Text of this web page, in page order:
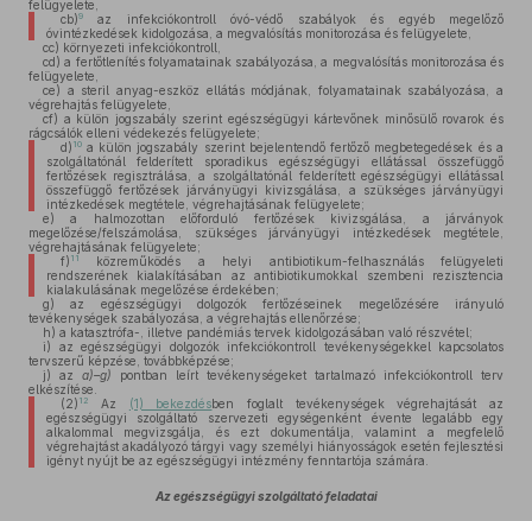
felügyelete,
cb)9az infekciókontroll óvó-védő szabályok és egyéb megelőző
óvintézkedések kidolgozása, a megvalósítás monitorozása és felügyelete,
cc) környezeti infekciókontroll,
cd) a fertőtlenítés folyamatainak szabályozása, a megvalósítás monitorozása és
felügyelete,
ce) a steril anyag-eszköz ellátás módjának, folyamatainak szabályozása, a
végrehajtás felügyelete,
cf) a külön jogszabály szerint egészségügyi kártevőnek minősülő rovarok és
rágcsálók elleni védekezés felügyelete;
d) 10a külön jogszabály szerint bejelentendő fertőző megbetegedések és a
szolgáltatónál felderített sporadikus egészségügyi ellátással összefüggő
fertőzések regisztrálása, a szolgáltatónál felderített egészségügyi ellátással
összefüggő fertőzések járványügyi kivizsgálása, a szükséges járványügyi
intézkedések megtétele, végrehajtásának felügyelete;
e) a halmozottan előforduló fertőzések kivizsgálása, a járványok
megelőzése/felszámolása, szükséges járványügyi intézkedések megtétele,
végrehajtásának felügyelete;
f) 11
közreműködés a helyi antibiotikum-felhasználás felügyeleti
rendszerének kialakításában az antibiotikumokkal szembeni rezisztencia
kialakulásának megelőzése érdekében;
g) az egészségügyi dolgozók fertőzéseinek megelőzésére irányuló
tevékenységek szabályozása, a végrehajtás ellenőrzése;
h) a katasztrófa-, illetve pandémiás tervek kidolgozásában való részvétel;
i) az egészségügyi dolgozók infekciókontroll tevékenységekkel kapcsolatos
tervszerű képzése, továbbképzése;
j) az a)–g) pontban leírt tevékenységeket tartalmazó infekciókontroll terv
elkészítése.
(2) 12 Az (1) bekezdésben foglalt tevékenységek végrehajtását az
egészségügyi szolgáltató szervezeti egységenként évente legalább egy
alkalommal megvizsgálja, és ezt dokumentálja, valamint a megfelelő
végrehajtást akadályozó tárgyi vagy személyi hiányosságok esetén fejlesztési
igényt nyújt be az egészségügyi intézmény fenntartója számára.
Az egészségügyi szolgáltató feladatai